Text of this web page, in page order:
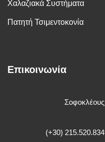
Χαλαζιακά Συστήματα
Πατητή Τσιμεντοκονία
Επικοινωνία
(+30)